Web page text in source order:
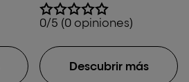
0/5 (0 opiniones)
Descubrir más